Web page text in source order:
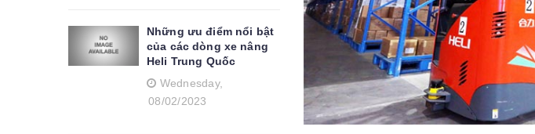
Những ưu điểm nổi bật
của các dòng xe nâng
Heli Trung Quốc
Wednesday,
08/02/2023